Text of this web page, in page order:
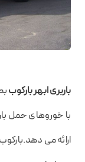
باربری ابهر بارکوب
با خوروهای حمل
ارائه می